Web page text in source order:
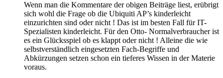
Wenn man die Kommentare der obigen Beiträge liest, erübrigt
sich wohl die Frage ob die Ubiquiti AP’s kinderleicht
einzurichten sind oder nicht ! Das ist im besten Fall für IT-
Spezialisten kinderleicht. Für den Otto- Normalverbraucher ist
es ein Glücksspiel ob es klappt oder nicht ! Alleine die wie
selbstverständlich eingesetzten Fach-Begriffe und
Abkürzungen setzen schon ein tieferes Wissen in der Materie
voraus.